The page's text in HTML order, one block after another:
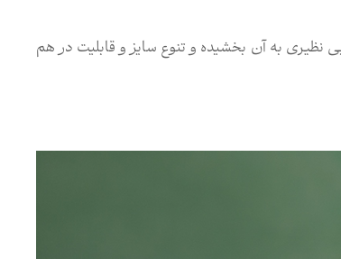
نظیری به آن بخشیده و تنوع سایز و قابلیت در هم